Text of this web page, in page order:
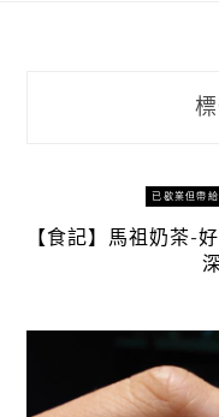
已歇業但帶
【食記】馬祖奶茶-